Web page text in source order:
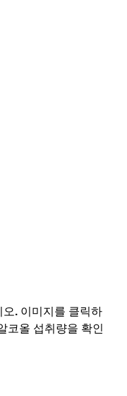
. 이미지를 클릭하
코올 섭취량을 확인